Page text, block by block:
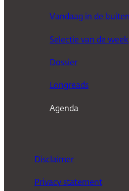
Vandaag in de
Selectie van de week
Dossier
Longreads
Agenda
Disclaimer
Privacy statement